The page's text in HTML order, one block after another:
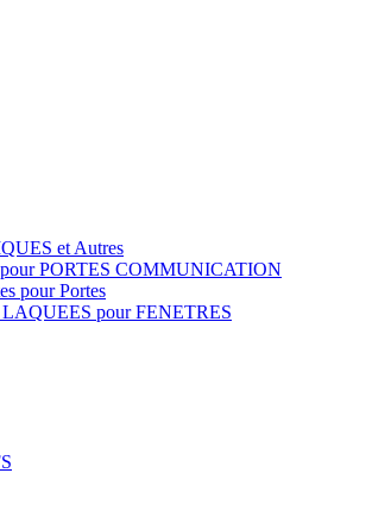
et Autres
PORTES COMMUNICATION
pour Portes
pour FENETRES